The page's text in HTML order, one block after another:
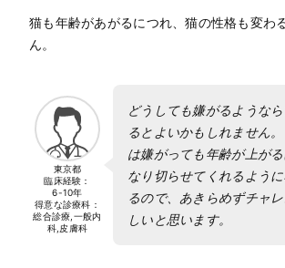
猫も年齢があがるにつれ、猫の性格も変わ
ん。
東京都
臨床経験：
6-10年
得意な診療科：
総合診療,一般内
科,皮膚科
どうしても嫌がるような
るとよいかもしれません
は嫌がっても年齢が上が
なり切らせてくれるよう
るので、あきらめずチャ
しいと思います。